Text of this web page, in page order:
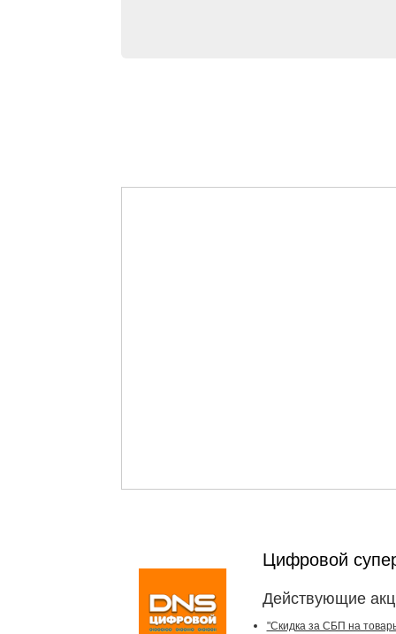
Цифровой
Действующие
"Скидка за СБП на